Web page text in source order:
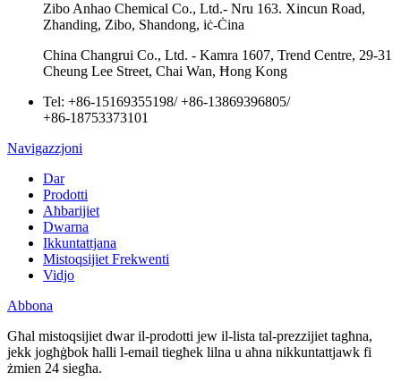
Zibo Anhao Chemical Co., Ltd.- Nru 163. Xincun Road,
Zhanding, Zibo, Shandong, iċ-Ċina
China Changrui Co., Ltd. - Kamra 1607, Trend Centre, 29-31
Cheung Lee Street, Chai Wan, Ħong Kong
Tel: +86-15169355198/+86-13869396805/
+86-18753373101
Navigazzjoni
Dar
Prodotti
Aħbarijiet
Dwarna
Ikkuntattjana
Mistoqsijiet Frekwenti
Vidjo
Abbona
Għal mistoqsijiet dwar il-prodotti jew il-lista tal-prezzijiet tagħna,
jekk jogħġbok ħalli l-email tiegħek lilna u aħna nikkuntattjawk fi
żmien 24 siegħa.